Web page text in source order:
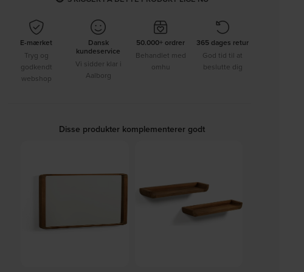
E-mærket
Tryg og
godkendt
webshop
Dansk
kundeservice
Vi sidder klar i
Aalborg
50.000+ ordrer
Behandlet med
omhu
365 dages retur
God tid til at
beslutte dig
Disse produkter komplementerer godt